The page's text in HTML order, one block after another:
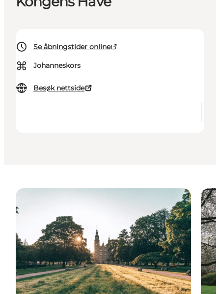
Se åbningstider online
⌘ Johanneskors
Besøk nettside